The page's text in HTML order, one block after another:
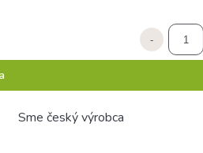
-
Sme český výrobca